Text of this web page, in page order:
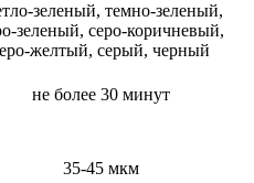
зеленый, темно-зеленый,
зеленый, серо-коричневый,
желтый, серый, черный
не более 30 минут
35-45 мкм